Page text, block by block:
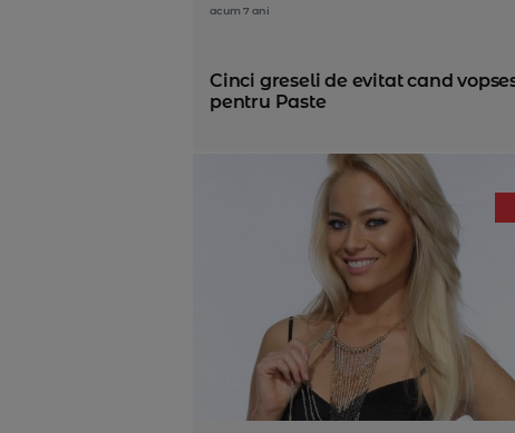
acum 7 ani
Cinci greseli de evitat cand
pentru Paste